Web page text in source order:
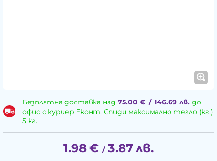
Безплатна доставка над 75.00 € / 146.69 лв.до
офис с куриер Еконт, Спиди максимално тегло (кг.)
5 кг.
1.98€ / 3.87лв.